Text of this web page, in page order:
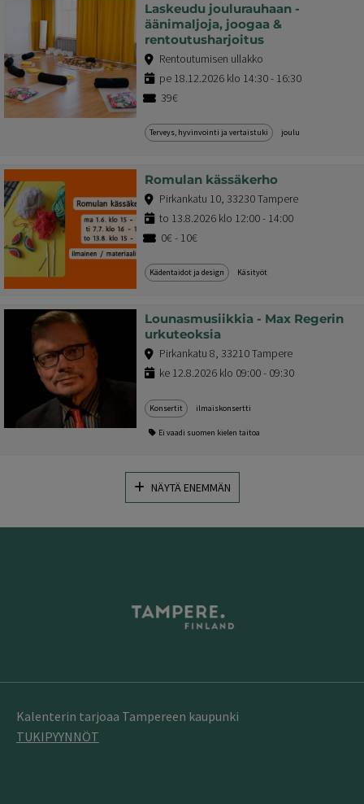
Laskeudu joulurauhaan -
äänimaljoja, joogaa &
rentoutusharjoitus
Rentoutumisen ullakko
pe 18.12.2026 klo 14:30 - 16:30
39€
Terveys, hyvinvointi ja vertaistuki joulu
Romulan kässäkerho
Pirkankatu 10, 33230 Tampere
to 13.8.2026 klo 12:00 - 14:00
0€ - 10€
Kädentaidot ja design Käsityöt
Lounasmusiikkia - Max Regerin
urkuteoksia
Pirkankatu 8, 33210 Tampere
ke 12.8.2026 klo 09:00 - 09:30
Konsertit ilmaiskonsertti
Ei vaadi suomen kielen taitoa
NÄYTÄ ENEMMÄN
Kalenterin tarjoaa Tampereen kaupunki
TUKIPYYNNÖT